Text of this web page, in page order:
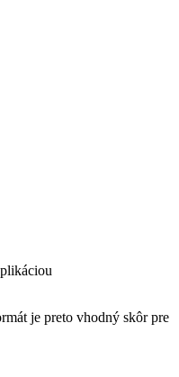
je preto vhodný skôr pre